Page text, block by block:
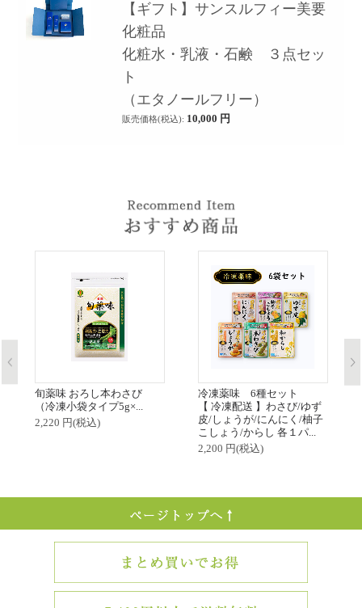
【ギフト】サンスルフィー美要
化粧品
化粧水・乳液・石鹸 ３点セッ
ト
（エタノールフリー）
販売価格(税込): 10,000 円
旬薬味 おろし本わさび
（冷凍小袋タイプ5g×...
2,220 円(税込)
冷凍薬味 6種セット
【 冷凍配送 】わさび/ゆず
皮/しょうが/にんにく/柚子
こしょう/からし 各１パ...
2,200 円(税込)